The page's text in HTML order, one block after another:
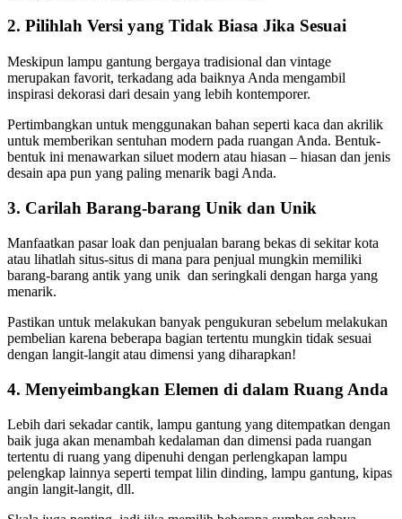
2. Pilihlah Versi yang Tidak Biasa Jika Sesuai
Meskipun lampu gantung bergaya tradisional dan vintage
merupakan favorit, terkadang ada baiknya Anda mengambil
inspirasi dekorasi dari desain yang lebih kontemporer.
Pertimbangkan untuk menggunakan bahan seperti kaca dan akrilik
untuk memberikan sentuhan modern pada ruangan Anda. Bentuk-
bentuk ini menawarkan siluet modern atau hiasan – hiasan dan jenis
desain apa pun yang paling menarik bagi Anda.
3. Carilah Barang-barang Unik dan Unik
Manfaatkan pasar loak dan penjualan barang bekas di sekitar kota
atau lihatlah situs-situs di mana para penjual mungkin memiliki
barang-barang antik yang unik dan seringkali dengan harga yang
menarik.
Pastikan untuk melakukan banyak pengukuran sebelum melakukan
pembelian karena beberapa bagian tertentu mungkin tidak sesuai
dengan langit-langit atau dimensi yang diharapkan!
4. Menyeimbangkan Elemen di dalam Ruang Anda
Lebih dari sekadar cantik, lampu gantung yang ditempatkan dengan
baik juga akan menambah kedalaman dan dimensi pada ruangan
tertentu di ruang yang dipenuhi dengan perlengkapan lampu
pelengkap lainnya seperti tempat lilin dinding, lampu gantung, kipas
angin langit-langit, dll.